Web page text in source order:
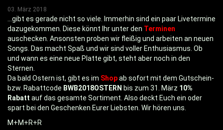
03. März 2018
...gibt es gerade nicht so viele. Immerhin sind ein paar Livetermine
dazugekommen. Diese könnt Ihr unter den Terminen
auschecken. Ansonsten proben wir fleißig und arbeiten an neuen
Songs. Das macht Spaß und wir sind voller Enthusiasmus. Ob
und wann es eine neue Platte gibt, steht aber noch in den
Sternen.
Da bald Ostern ist, gibt es im Shopab sofort mit dem Gutschein-
bzw. Rabattcode BWB2018OSTERN bis zum 31. März 10%
Rabatt auf das gesamte Sortiment. Also deckt Euch ein oder
spart bei den Geschenken Eurer Liebsten. Wir hören uns.
M+M+R+R